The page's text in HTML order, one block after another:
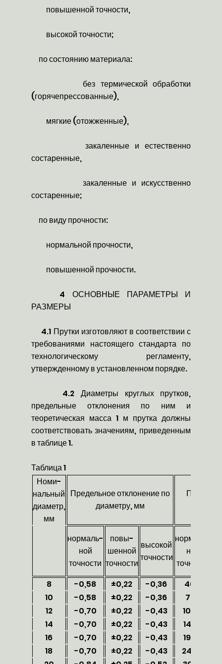
повышенной точности,
высокой точности;
по состоянию материала:
без термической обработки
(горячепрессованные),
мягкие (отожженные),
закаленные и естественно
состаренные,
закаленные и искусственно
состаренные;
по виду прочности:
нормальной прочности,
повышенной прочности.
4 ОСНОВНЫЕ ПАРАМЕТРЫ И
РАЗМЕРЫ
4.1 Прутки изготовляют в соответствии с
требованиями настоящего стандарта по
технологическому регламенту,
утвержденному в установленном порядке.
4.2 Диаметры круглых прутков,
предельные отклонения по ним и
теоретическая масса 1 м прутка должны
соответствовать значениям, приведенным
в таблице 1.
Таблица 1
Номи-
нальный
диаметр,
мм
Предельное отклонение по
диаметру, мм
Площадь
нормаль-
ной
точности
повы-
шенной
точности
высокой
точности
нормаль-
ной
точности
8
-0,58 ±0,22 -0,36 46,7
10
-0,58 ±0,22 -0,36 74,1
12
-0,70 ±0,22 -0,43
106,6
14
-0,70 ±0,22 -0,43 146,3
16
-0,70 ±0,22 -0,43 192,4
18
-0,70 ±0,22 -0,43 244,7